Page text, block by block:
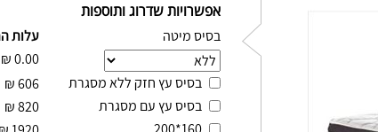
אפשרויות שדרוג ותוספות
בסיס מיטה
עלות
0.00
₪
בסיס עץ חזק ללא מסגרת
606
₪
בסיס עץ עם מסגרת
820
₪